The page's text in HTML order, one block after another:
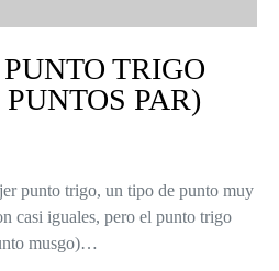
TRIGO
PAR)
punto trigo, un tipo de punto muy
casi iguales, pero el punto trigo
musgo)…